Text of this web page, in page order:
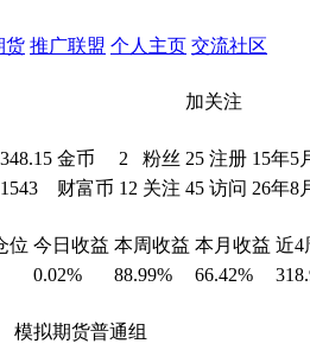
货 推广联盟 个人主页 交流社区
加关注
348.15 金币 2 粉丝 25 注册 15年5
1543 财富币 12 关注 45 访问 26年8
位 今日收益 本周收益 本月收益 近4
0.02% 88.99% 66.42%
模拟期货普通组